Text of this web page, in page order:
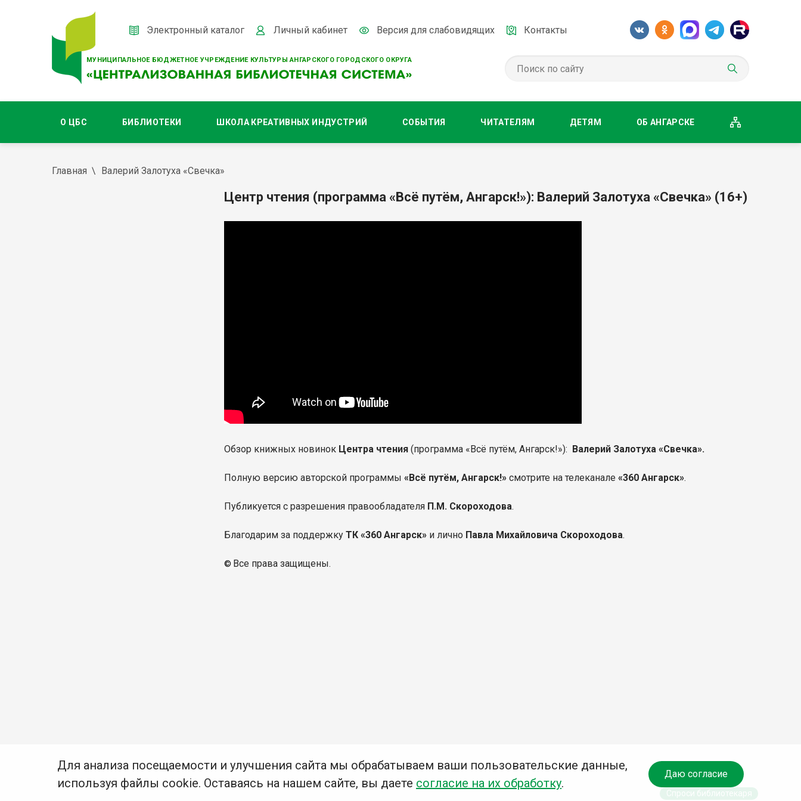
МУНИЦИПАЛЬНОЕ БЮДЖЕТНОЕ УЧРЕЖДЕНИЕ КУЛЬТУРЫ АНГАРСКОГО ГОРОДСКОГО ОКРУГА
Электронный каталог Личный кабинет Версия для слабовидящих Контакты
О ЦБС БИБЛИОТЕКИ ШКОЛА КРЕАТИВНЫХ ИНДУСТРИЙ СОБЫТИЯ ЧИТАТЕЛЯМ ДЕТЯМ ОБ АНГАРСКЕ
Главная Валерий Залотуха «Свечка»
Центр чтения (программа «Всё путём, Ангарск!»): Валерий Залотуха «Свечка» (16+)
Обзор книжных новинок Центра чтения (программа «Всё путём, Ангарск!»): Валерий Залотуха «Свечка».
Полную версию авторской программы«Всё путём, Ангарск!»смотрите на телеканале«360 Ангарск».
Публикуется с разрешения правообладателя П.М. Скороходова.
Благодарим за поддержкуТК «360 Ангарск» и лично Павла Михайловича Скороходова.
© Все права защищены.
Для анализа посещаемости и улучшения сайта мы обрабатываем ваши пользовательские данные,
используя файлы cookie. Оставаясь на нашем сайте, вы даете согласие на их обработку.
Даю согласие
Спроси библиотекаря